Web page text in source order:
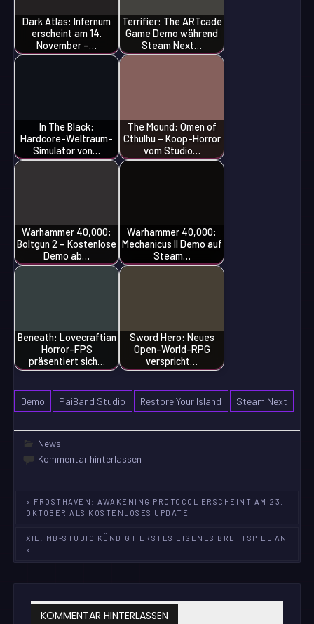
Dark Atlas: Infernum
erscheint am 14.
November –…
Terrifier: The ARTcade
Game Demo während
Steam Next…
In The Black:
Hardcore-Weltraum-
Simulator von…
The Mound: Omen of
Cthulhu – Koop-Horror
vom Studio…
Warhammer 40,000:
Boltgun 2 – Kostenlose
Demo ab…
Warhammer 40,000:
Mechanicus II Demo auf
Steam…
Beneath: Lovecraftian
Horror-FPS
präsentiert sich…
Sword Hero: Neues
Open-World-RPG
verspricht…
Demo PaiBand Studio Restore Your Island Steam Next
News
Kommentar hinterlassen
Beitragsnavigation
« FROSTHAVEN: AWAKENING PROTOCOL ERSCHEINT AM 23.
OKTOBER ALS KOSTENLOSES UPDATE
XIL: MB-STUDIO KÜNDIGT ERSTES EIGENES BRETTSPIEL AN
»
KOMMENTAR HINTERLASSEN